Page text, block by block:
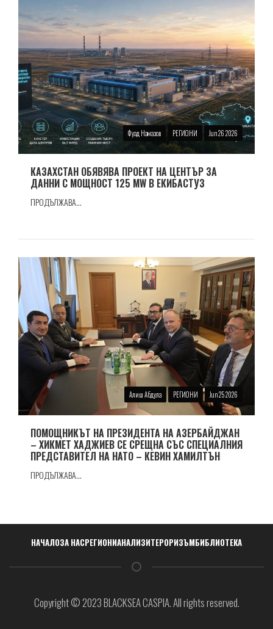
Фуад Намазов РЕГИОНИ Jun 26 2026
КАЗАХСТАН ОБЯВЯВА ПРОЕКТ НА ЦЕНТЪР ЗА
ДАННИ С МОЩНОСТ 125 MW В ЕКИБАСТУЗ
ПРОДЪЛЖАВА...
Алиш Абдула РЕГИОНИ Jun 25 2026
ПОМОЩНИКЪТ НА ПРЕЗИДЕНТА НА АЗЕРБАЙДЖАН
– ХИКМЕТ ХАДЖИЕВ СЕ СРЕЩНА СЪС СПЕЦИАЛНИЯ
ПРЕДСТАВИТЕЛ НА НАТО – КЕВИН ХАМИЛТЪН
ПРОДЪЛЖАВА...
Навигация
НАЧАЛОЗА НАСРЕГИОНИАНАЛИЗИТЕРОРИЗЪМБИБЛИОТЕКА
Copyright © 2023 BLACKSEA CASPIA. All rights reserved.